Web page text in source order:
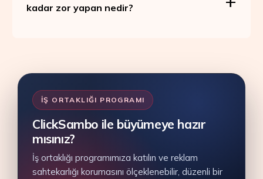
kadar zor yapan nedir?
İŞ ORTAKLIĞI PROGRAMI
ClickSambo ile büyümeye hazır
mısınız?
İş ortaklığı programımıza katılın ve reklam
sahtekarlığı korumasını ölçeklenebilir, düzenli bir